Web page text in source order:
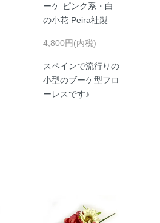
ーケ ピンク系・白
の小花 Peira社製
4,800円(内税)
スペインで流行りの
小型のブーケ型フロ
ーレスです♪